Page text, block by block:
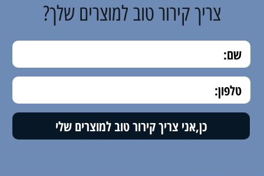
צריך קירור טוב למוצרים שלך?